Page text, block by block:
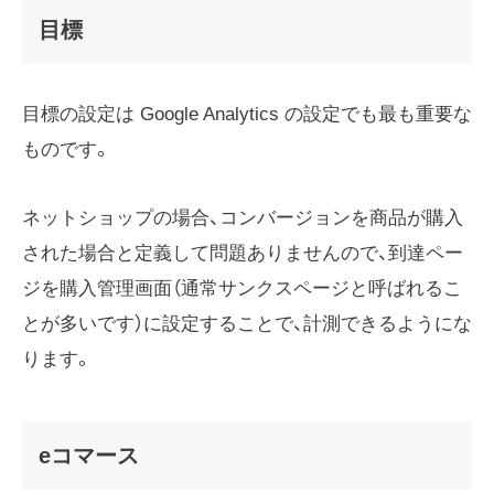
目標
目標の設定は Google Analytics の設定でも最も重要な
ものです。
ネットショップの場合、コンバージョンを商品が購入
された場合と定義して問題ありませんので、到達ペー
ジを購入管理画面（通常サンクスページと呼ばれるこ
とが多いです）に設定することで、計測できるようにな
ります。
eコマース